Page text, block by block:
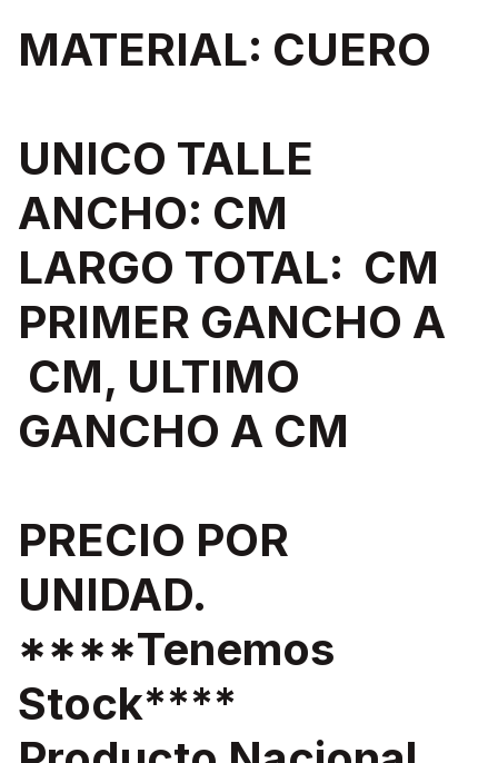
MATERIAL: CUERO
UNICO TALLE
ANCHO: CM
LARGO TOTAL: CM
PRIMER GANCHO A
CM, ULTIMO
GANCHO A CM
PRECIO POR
UNIDAD.
****Tenemos
Stock****